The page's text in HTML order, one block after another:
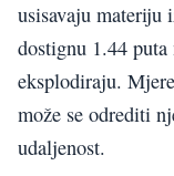
usisavaju materiju
dostignu 1.44 puta
eksplodiraju.
može se odrediti
udaljenost.